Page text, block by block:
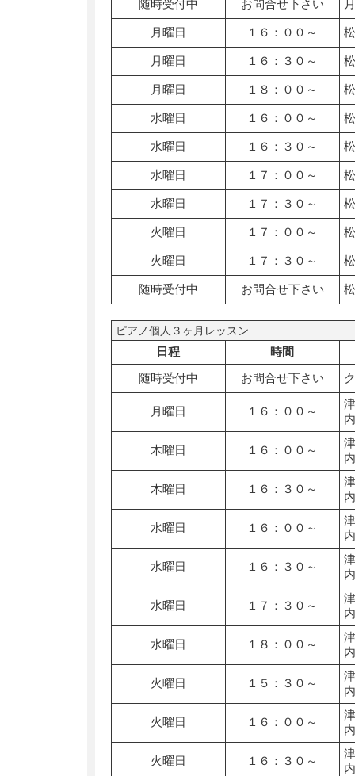
随時受付中 お問合せ下さい
月曜日 １６：００～
月曜日 １６：３０～
月曜日 １８：００～
水曜日 １６：００～
水曜日 １６：３０～
水曜日 １７：００～
水曜日 １７：３０～
火曜日 １７：００～
火曜日 １７：３０～
随時受付中 お問合せ下さい
ピアノ個人３ヶ月レッスン
日程
時間
随時受付中
お問合せ下さい
月曜日 １６：００～
木曜日 １６：００～
木曜日 １６：３０～
水曜日 １６：００～
水曜日 １６：３０～
水曜日 １７：３０～
水曜日 １８：００～
火曜日 １５：３０～
火曜日 １６：００～
火曜日 １６：３０～